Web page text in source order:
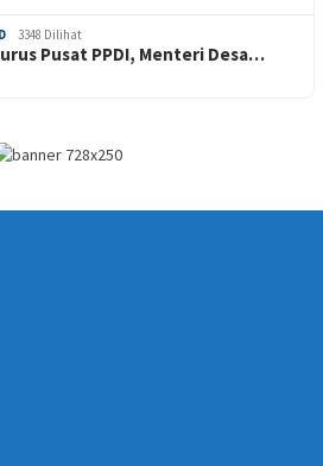
3348 Dilihat
Pusat PPDI, Menteri Desa…